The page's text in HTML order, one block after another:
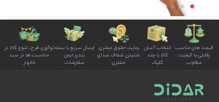
قیمت های مناسب
رقابتی با کیفیت
مطلوب
انتخاب آسان
کالا با چند
کلیک
رعایت حقوق مشتری
شنیدن شفاف صدای
مشتری
ارسال سریع با بسته
بندی ایمن
سفارشات
نوآوری طرح، تنوع کالا در
مناسبت ها در سبد
خانوار